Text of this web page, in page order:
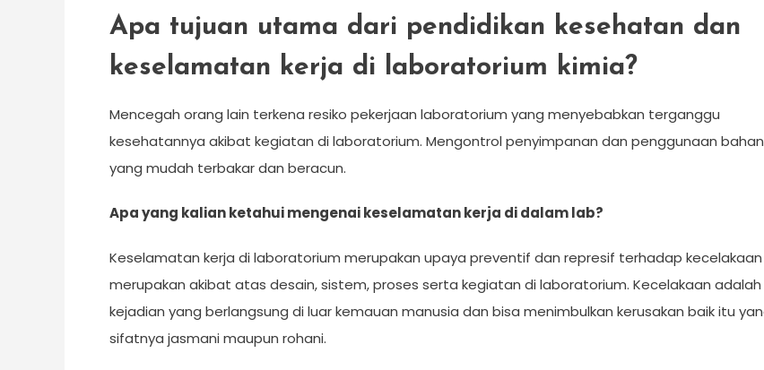
Apa tujuan utama dari pendidikan kesehatan dan
keselamatan kerja di laboratorium kimia?
Mencegah orang lain terkena resiko pekerjaan laboratorium yang menyebabkan terganggu
kesehatannya akibat kegiatan di laboratorium. Mengontrol penyimpanan dan penggunaan bahan
yang mudah terbakar dan beracun.
Apa yang kalian ketahui mengenai keselamatan kerja di dalam lab?
Keselamatan kerja di laboratorium merupakan upaya preventif dan represif terhadap
merupakan akibat atas desain, sistem, proses serta kegiatan di laboratorium. Kecelakaan adalah
kejadian yang berlangsung di luar kemauan manusia dan bisa menimbulkan kerusakan baik itu
sifatnya jasmani maupun rohani.